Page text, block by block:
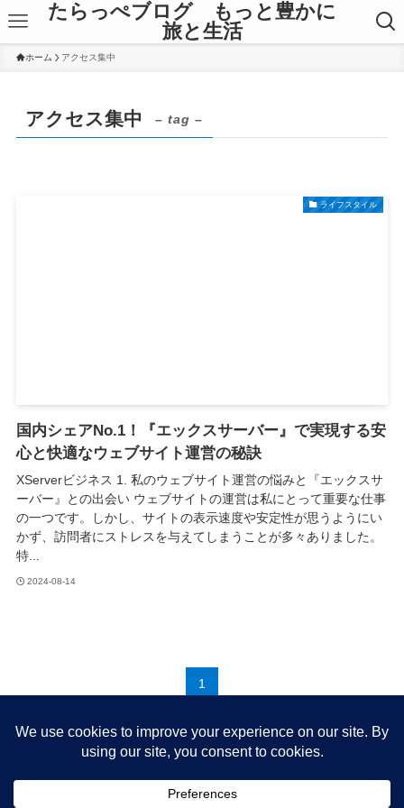
たらっぺブログ もっと豊かに
旅と生活
ホーム アクセス集中
アクセス集中 – tag –
ライフスタイル
国内シェアNo.1！『エックスサーバー』で実現する安
心と快適なウェブサイト運営の秘訣
XServerビジネス 1. 私のウェブサイト運営の悩みと『エックスサ
ーバー』との出会い ウェブサイトの運営は私にとって重要な仕事
の一つです。しかし、サイトの表示速度や安定性が思うようにい
かず、訪問者にストレスを与えてしまうことが多々ありました。
特...
2024-08-14
1